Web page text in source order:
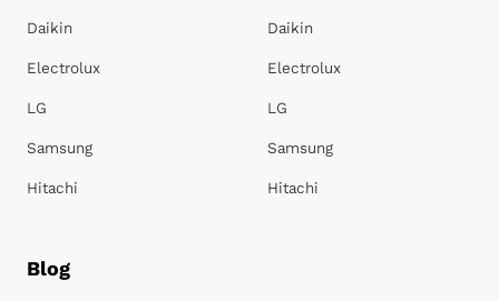
Daikin
Electrolux
LG
Samsung
Hitachi
Daikin
Electrolux
LG
Samsung
Hitachi
Blog